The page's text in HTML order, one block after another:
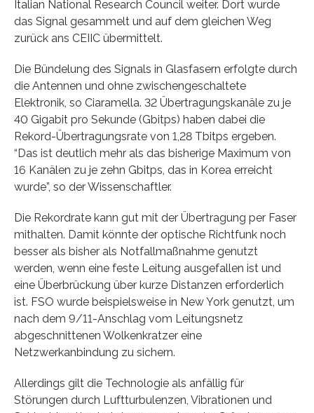
Italian National Research Council weiter. Dort wurde
das Signal gesammelt und auf dem gleichen Weg
zurück ans CEIIC übermittelt.
Die Bündelung des Signals in Glasfasern erfolgte durch
die Antennen und ohne zwischengeschaltete
Elektronik, so Ciaramella. 32 Übertragungskanäle zu je
40 Gigabit pro Sekunde (Gbitps) haben dabei die
Rekord-Übertragungsrate von 1,28 Tbitps ergeben.
“Das ist deutlich mehr als das bisherige Maximum von
16 Kanälen zu je zehn Gbitps, das in Korea erreicht
wurde”, so der Wissenschaftler.
Die Rekordrate kann gut mit der Übertragung per Faser
mithalten. Damit könnte der optische Richtfunk noch
besser als bisher als Notfallmaßnahme genutzt
werden, wenn eine feste Leitung ausgefallen ist und
eine Überbrückung über kurze Distanzen erforderlich
ist. FSO wurde beispielsweise in New York genutzt, um
nach dem 9/11-Anschlag vom Leitungsnetz
abgeschnittenen Wolkenkratzer eine
Netzwerkanbindung zu sichern.
Allerdings gilt die Technologie als anfällig für
Störungen durch Luftturbulenzen, Vibrationen und